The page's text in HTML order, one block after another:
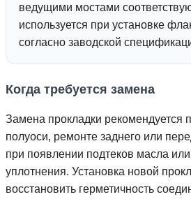
ведущими мостами
используется при установке
согласно заводской
Когда требуется замена
Замена прокладки рекомендуется
полуоси, ремонте заднего или
при появлении подтеков масла
уплотнения. Установка новой
восстановить герметичность